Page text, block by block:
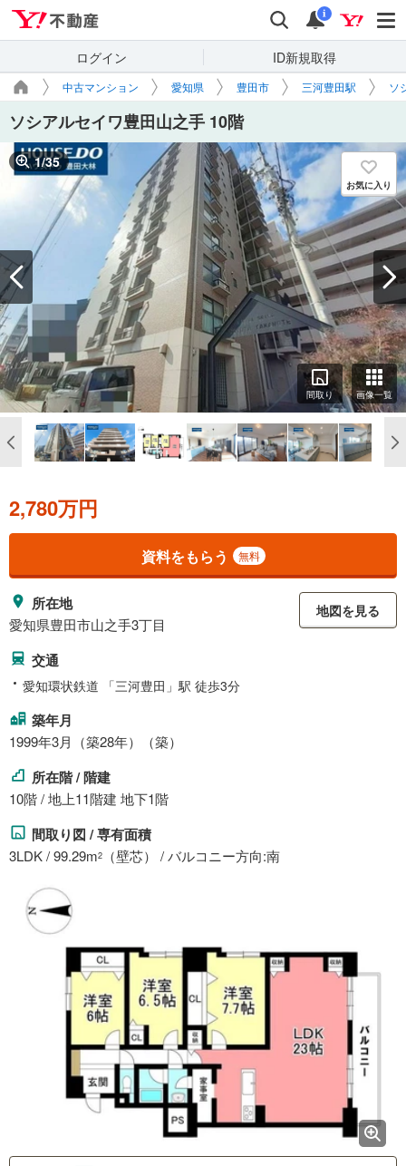
検索 通知
i
ログイン ID新規取得
中古マンション 愛知県 豊田市 三河豊田駅 ソ
ソシアルセイワ豊田山之手 10階
1/35
お気に入り
間取り 画像一覧
2,780万円
資料をもらう 無料
所在地
愛知県豊田市山之手3丁目
地図を見る
交通
愛知環状鉄道 「三河豊田」駅 徒歩3分
築年月
1999年3月（築28年）（築）
所在階 / 階建
10階 / 地上11階建 地下1階
間取り図 / 専有面積
3LDK / 99.29m2 （壁芯） / バルコニー方向:南